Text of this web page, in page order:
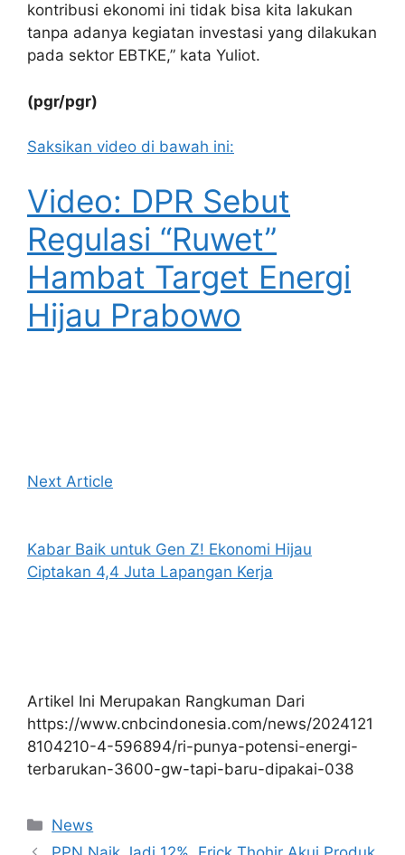
kontribusi ekonomi ini tidak bisa kita lakukan
tanpa adanya kegiatan investasi yang dilakukan
pada sektor EBTKE,” kata Yuliot.
(pgr/pgr)
Saksikan video di bawah ini:
Video: DPR Sebut
Regulasi “Ruwet”
Hambat Target Energi
Hijau Prabowo
Next Article
Kabar Baik untuk Gen Z! Ekonomi Hijau
Ciptakan 4,4 Juta Lapangan Kerja
Artikel Ini Merupakan Rangkuman Dari
https://www.cnbcindonesia.com/news/2024121
8104210-4-596894/ri-punya-potensi-energi-
terbarukan-3600-gw-tapi-baru-dipakai-038
Kategori
News